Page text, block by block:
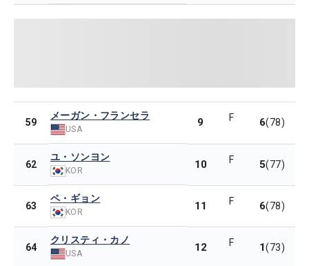
59
メーガン・フランセラ
USA
9 F 6(78)
62
ユ・ソンヨン
KOR 10 F 5(77)
63
ペ・ギョン
KOR 11 F 6(78)
64
クリスティ・カノ
USA 12 F 1(73)